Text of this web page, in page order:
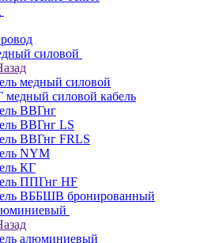
силовой
медный силовой
силовой кабель
ВВГнг
ВВГнг LS
ВВГнг FRLS
NYM
КГ
ППГнг HF
ВББШВ бронированный
алюминиевый